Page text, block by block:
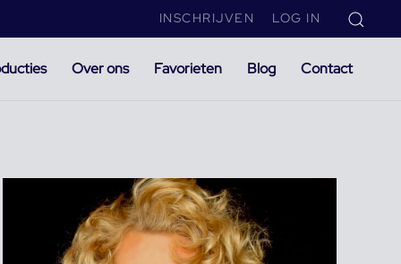
INSCHRIJVEN LOG IN
Over ons Favorieten Blog Contact